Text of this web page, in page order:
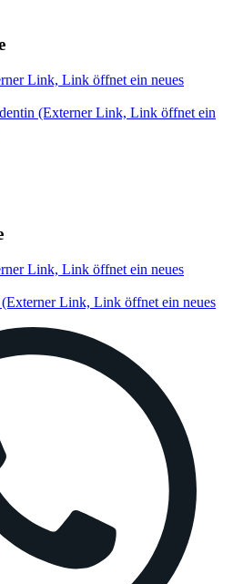
Link, Link öffnet ein neues
(Externer Link, Link öffnet ein
Link, Link öffnet ein neues
(Externer Link, Link öffnet ein neues